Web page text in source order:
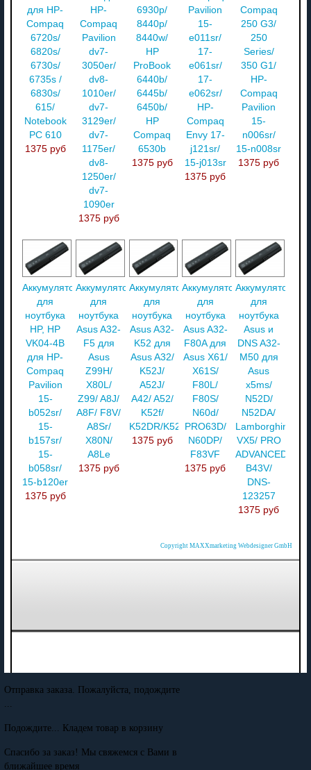
для HP-
Compaq
6720s/
6820s/
6730s/
6735s /
6830s/
615/
Notebook
PC 610
1375 руб
HP-
Compaq
Pavilion
dv7-
3050er/
dv8-
1010er/
dv7-
3129er/
dv7-
1175er/
dv8-
1250er/
dv7-
1090er
1375 руб
6930p/
8440p/
8440w/
HP
ProBook
6440b/
6445b/
6450b/
HP
Compaq
6530b
1375 руб
Pavilion
15-
e011sr/
17-
e061sr/
17-
e062sr/
HP-
Compaq
Envy 17-
j121sr/
15-j013sr
1375 руб
Compaq
250 G3/
250
Series/
350 G1/
HP-
Compaq
Pavilion
15-
n006sr/
15-n008sr
1375 руб
Аккумулятор
для
ноутбука
HP, HP
VK04-4B
для HP-
Compaq
Pavilion
15-
b052sr/
15-
b157sr/
15-
b058sr/
15-b120er
1375 руб
Аккумулятор
для
ноутбука
Asus A32-
F5 для
Asus
Z99H/
X80L/
Z99/ A8J/
A8F/ F8V/
A8Sr/
X80N/
A8Le
1375 руб
Аккумулятор
для
ноутбука
Asus A32-
K52 для
Asus A32/
K52J/
A52J/
A42/ A52/
K52f/
K52DR/K52JU
1375 руб
Аккумулятор
для
ноутбука
Asus A32-
F80A для
Asus X61/
X61S/
F80L/
F80S/
N60d/
PRO63D/
N60DP/
F83VF
1375 руб
Аккумулятор
для
ноутбука
Asus и
DNS A32-
M50 для
Asus
x5ms/
N52D/
N52DA/
Lamborghini
VX5/ PRO
ADVANCED
B43V/
DNS-
123257
1375 руб
Copyright MAXXmarketing Webdesigner GmbH
Отправка заказа. Пожалуйста, подождите
Подождите... Кладем товар в корзину
Спасибо за заказ! Мы свяжемся с Вами в
ближайшее время